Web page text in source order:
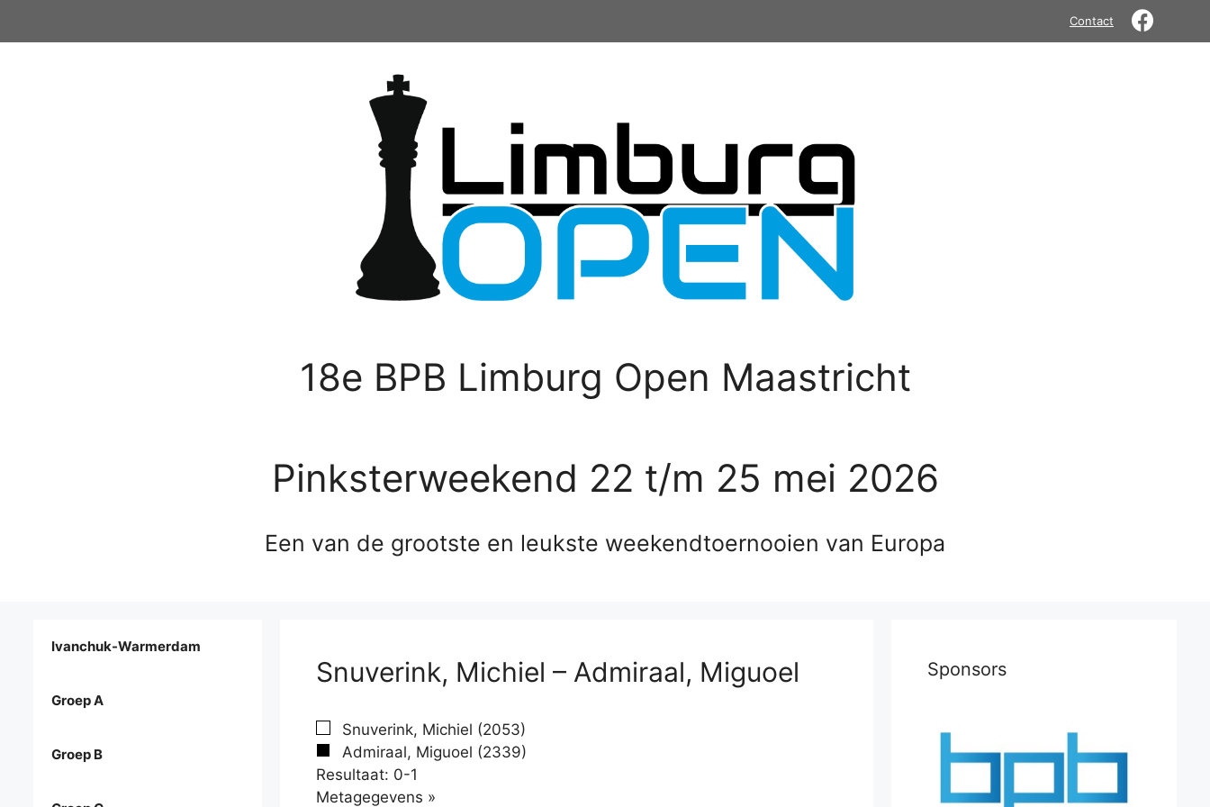
Contact
18e BPB Limburg Open Maastricht
Pinksterweekend 22 t/m 25 mei 2026
Een van de grootste en leukste weekendtoernooien van Europa
Snuverink, Michiel – Admiraal, Miguoel
Snuverink, Michiel (2053)
Admiraal, Miguoel (2339)
Resultaat: 0-1
Metagegevens »
Ivanchuk-Warmerdam
Groep A
Groep B
Sponsors